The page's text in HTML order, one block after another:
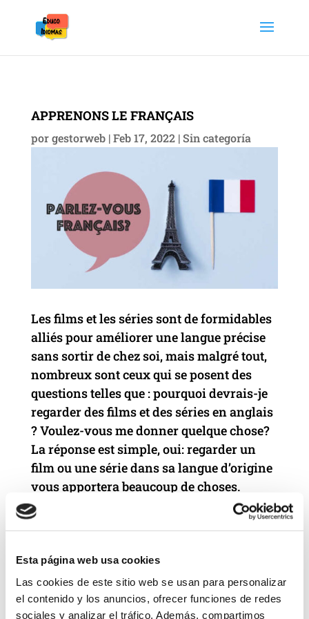
Esta página web usa cookies
Las cookies de este sitio web se usan para personalizar
el contenido y los anuncios, ofrecer funciones de redes
sociales y analizar el tráfico. Además, compartimos
APPRENONS LE FRANÇAIS
porgestorweb|Feb 17, 2022|Sin categoría
Les films et les séries sont de formidables
alliés pour améliorer une langue précise
sans sortir de chez soi, mais malgré tout,
nombreux sont ceux qui se posent des
questions telles que : pourquoi devrais-je
regarder des films et des séries en anglais
? Voulez-vous me donner quelque chose?
La réponse est simple, oui: regarder un
film ou une série dans sa langue d’origine
vous apportera beaucoup de choses.
Avantages de regarder des films en
version originale : Ils sont un excellent
allié avec votre niveau de langue. Ils
différents accents, intonations et
structures grammaticales que vous